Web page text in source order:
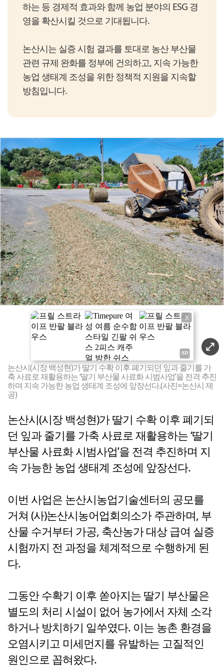
하는 등 경제적 효과와 함께 농업 분야의 ESG 경
영을 확산시킬 것으로 기대됩니다.
논산시는 실증 시험 결과를 토대로 농산 부산물
관련 규제 완화를 정부에 건의하고, 지속 가능한
농업 생태계 조성을 위한 정책적 지원을 지속할
방침입니다.
X
논산시(시장 백성현)가 딸기 수확 이후 폐기되던 잎과 줄기를 가
축 사료로 재활용하는 ‘딸기 부산물 사료화 시범사업’을 전격 추진
하며 지속 가능한 농업 생태계 조성에 앞장선다.(사진=논산시 제
공)
논산시(시장 백성현)가 딸기 수확 이후 폐기되
던 잎과 줄기를 가축 사료로 재활용하는 ‘딸기
부산물 사료화 시범사업’을 전격 추진하며 지
속 가능한 농업 생태계 조성에 앞장선다.
이번 사업은 논산시농업기술센터의 공모를
거쳐 (사)논산시농어업회의소가 주관하며, 부
산물 수거부터 가공, 축산농가 대상 급여 실증
시험까지 전 과정을 체계적으로 수행하게 된
다.
그동안 수확기 이후 쏟아지는 딸기 부산물은
별도의 처리 시설이 없어 농가에서 자체 소각
하거나 방치하기 일쑤였다. 이는 농촌 환경을
오염시키고 미세먼지를 유발하는 고질적인
원인으로 꼽혀왔다.